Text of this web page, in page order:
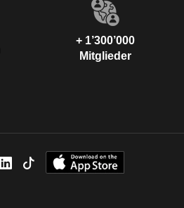
+ 1’300’000
Mitglieder